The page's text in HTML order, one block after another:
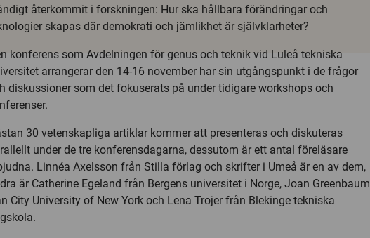
återkommit i forskningen: Hur ska hållbara förändringar och
skapas där demokrati och jämlikhet är självklarheter?
konferens som Avdelningen för genus och teknik vid Luleå tekniska
arrangerar den 14-16 november har sin utgångspunkt i de frågor
diskussioner som det fokuserats på under tidigare workshops och
30 vetenskapliga artiklar kommer att presenteras och diskuteras
under de tre konferensdagarna, dessutom är ett antal föreläsare
Linnéa Axelsson från Stilla förlag och skrifter i Umeå är en av dem,
är Catherine Egeland från Bergens universitet i Norge, Joan Greenbaum
City University of New York och Lena Trojer från Blekinge tekniska